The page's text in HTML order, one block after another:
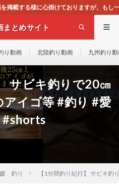
もし一般通念上不適合と思われる
まとめサイト
り動画 北陸釣り動画 九州釣り
サビキ釣りで20㎝
イゴ等 #釣り #愛
#shorts
釣り 【1分間釣り紀行】 サビキ